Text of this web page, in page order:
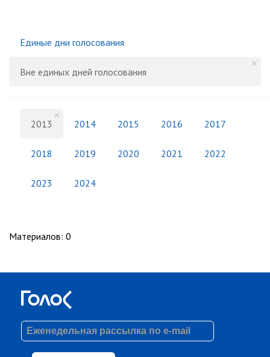
Единые дни голосования
Вне единых дней голосования
2013 2014 2015 2016 2017
2018 2019 2020 2021 2022
2023 2024
Материалов: 0